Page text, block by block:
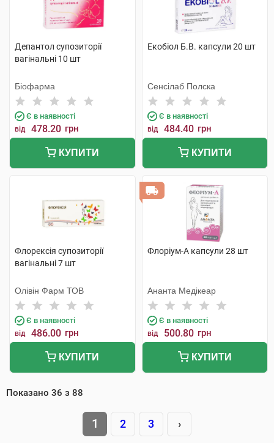
Депантол супозиторії
вагінальні 10 шт
Біофарма
Є в наявності
від 478.20 грн
КУПИТИ
Екобіол Б.В. капсули 20 шт
Сенсілаб Полска
Є в наявності
від 484.40 грн
КУПИТИ
Флорексія супозиторії
вагінальні 7 шт
Олівін Фарм ТОВ
Є в наявності
від 486.00 грн
КУПИТИ
Флоріум-А капсули 28 шт
Ананта Медікеар
Є в наявності
від 500.80 грн
КУПИТИ
Показано 36 з 88
1 2 3 ›